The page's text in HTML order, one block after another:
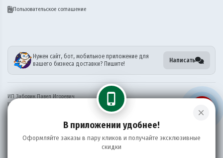
Пользовательское соглашение
Нужен сайт, бот, мобильное приложение для
вашего бизнеса доставки? Пишите!
Написать
ИП Заборик Павел Игоревич
ИНН 381911006174
Информация на сайте носит справочный характер и не является публичной офертой
2026 ПадТай
close
phone_iphone
В приложении удобнее!
Оформляйте заказы в пару кликов и получайте эксклюзивные
скидки